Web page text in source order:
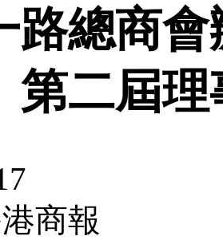
路總商
第二屆
商報